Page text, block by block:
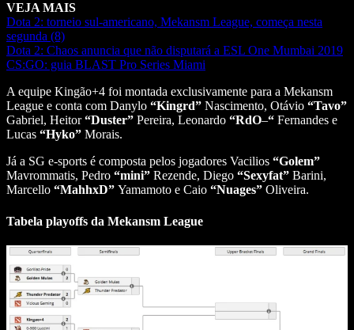
VEJA MAIS
Dota 2: torneio sul-americano, Mekansm League, começa nesta
segunda (8)
Dota 2: Chaos anuncia que não disputará a ESL One Mumbai 2019
CS:GO: guia BLAST Pro Series Miami
A equipe Kingão+4 foi montada exclusivamente para a Mekansm
League e conta com Danylo “Kingrd” Nascimento, Otávio “Tavo”
Gabriel, Heitor“Duster” Pereira, Leonardo “RdO–“ Fernandes e
Lucas “Hyko” Morais.
Já a SG e-sports é composta pelos jogadores Vacilios “Golem”
Mavrommatis, Pedro “mini” Rezende, Diego “Sexyfat” Barini,
Marcello “MahhxD” Yamamoto e Caio “Nuages” Oliveira.
Tabela playoffs da Mekansm League